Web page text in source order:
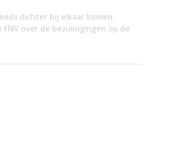
dichter bij elkaar komen.